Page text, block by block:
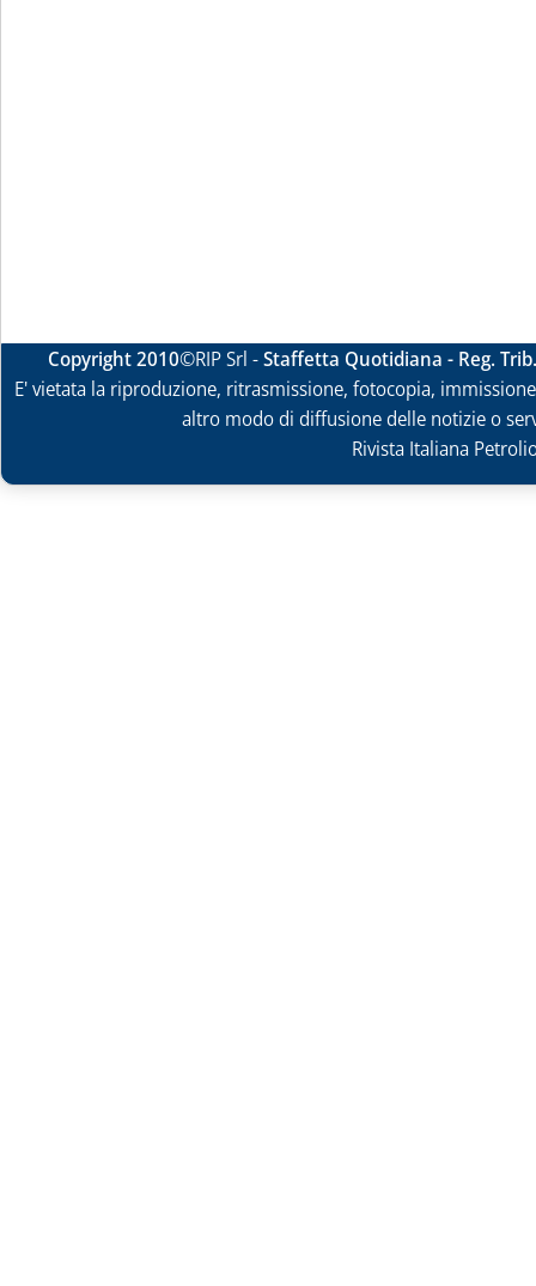
Copyright 2010©RIP Srl -Staffetta Quotidiana - Reg.
E' vietata la riproduzione, ritrasmissione, fotocopia,
altro modo di diffusione delle notizie o
Rivista Italiana